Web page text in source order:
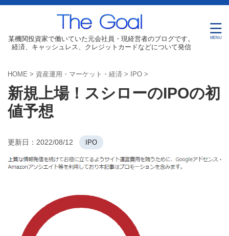
某機関投資家で働いていた元会社員・現経営者のブログです。
経済、キャッシュレス、クレジットカードなどについて発信
HOME > 資産運用・マーケット・経済 > IPO >
新規上場！スシローのIPOの初
値予想
更新日： 2022/08/12 IPO